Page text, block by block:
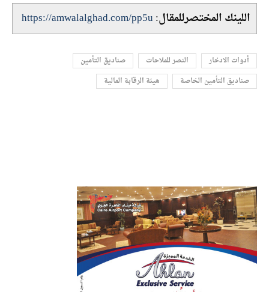
اللينك المختصرللمقال:https://amwalalghad.com/pp5u
أدوات الادخار النصر للملاحات
صناديق التأمين
صناديق التأمين الخاصة
هيئة الرقابة المالية